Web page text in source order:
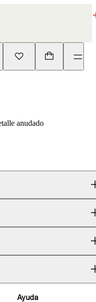
anudado
Ayuda